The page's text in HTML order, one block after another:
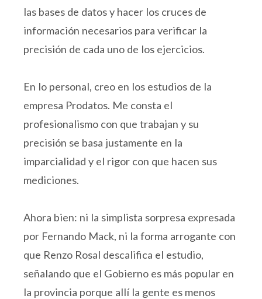
las bases de datos y hacer los cruces de
información necesarios para verificar la
precisión de cada uno de los ejercicios.
En lo personal, creo en los estudios de la
empresa Prodatos. Me consta el
profesionalismo con que trabajan y su
precisión se basa justamente en la
imparcialidad y el rigor con que hacen sus
mediciones.
Ahora bien: ni la simplista sorpresa expresada
por Fernando Mack, ni la forma arrogante con
que Renzo Rosal descalifica el estudio,
señalando que el Gobierno es más popular en
la provincia porque allí la gente es menos